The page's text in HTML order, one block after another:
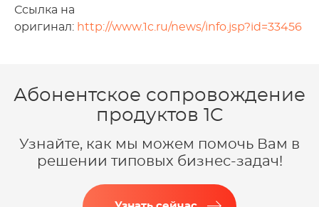
Ссылка на
оригинал: http://www.1c.ru/news/info.jsp?id=33456
Абонентское сопровождение
продуктов 1C
Узнайте, как мы можем помочь Вам в
решении типовых бизнес-задач!